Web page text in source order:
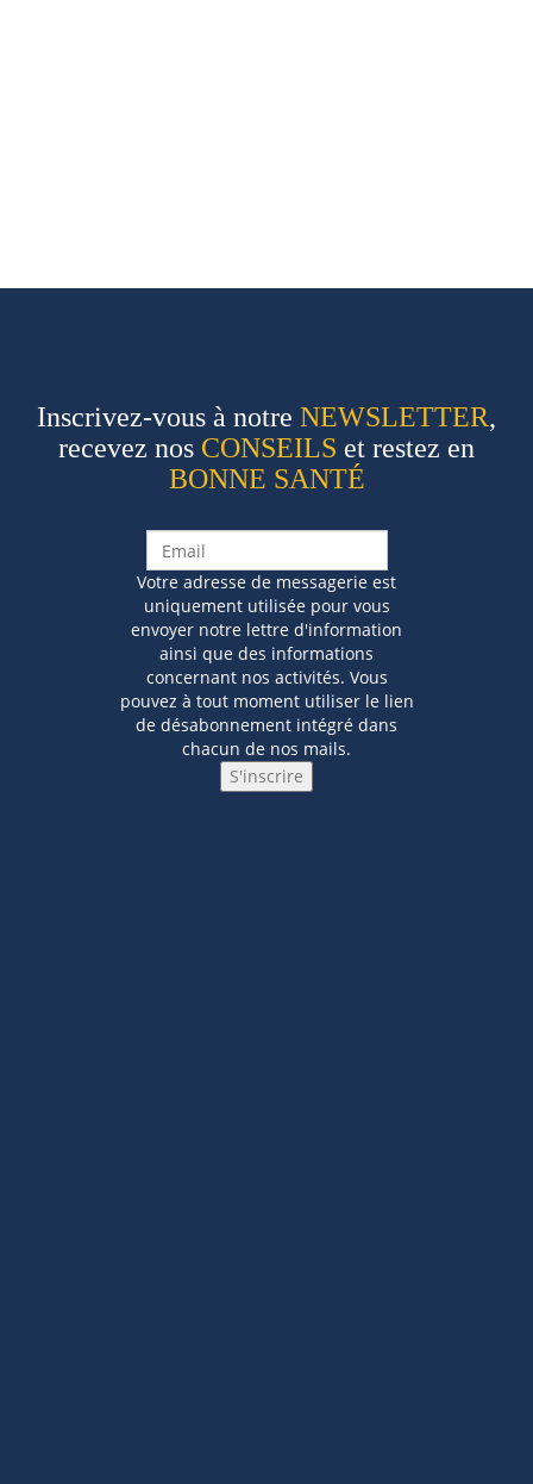
Inscrivez-vous à notre NEWSLETTER,
recevez nos CONSEILS et restez en
BONNE SANTÉ
Votre adresse de messagerie est
uniquement utilisée pour vous
envoyer notre lettre d'information
ainsi que des informations
concernant nos activités. Vous
pouvez à tout moment utiliser le lien
de désabonnement intégré dans
chacun de nos mails.